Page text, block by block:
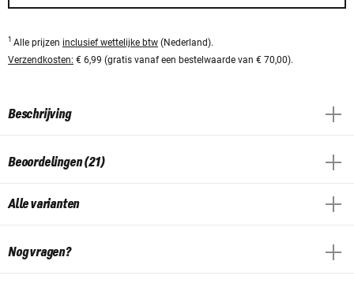
1 Alle prijzen inclusief wettelijke btw (Nederland).
Verzendkosten: € 6,99 (gratis vanaf een bestelwaarde van € 70,00).
Beschrijving
Beoordelingen (21)
Alle varianten
Nog vragen?